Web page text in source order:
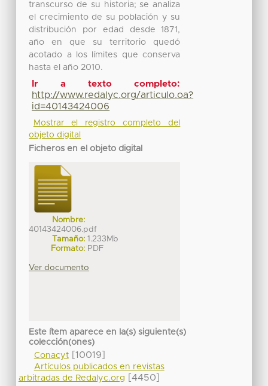
transcurso de su historia; se analiza
el crecimiento de su población y su
distribución por edad desde 1871,
año en que su territorio quedó
acotado a los límites que conserva
hasta el año 2010.
Ir a texto completo:
http://www.redalyc.org/articulo.oa?
id=40143424006
Mostrar el registro completo del
objeto digital
Ficheros en el objeto digital
Nombre:
40143424006.pdf
Tamaño: 1.233Mb
Formato: PDF
Ver documento
Este ítem aparece en la(s) siguiente(s)
colección(ones)
Conacyt[10019]
Artículos publicados en revistas
arbitradas de Redalyc.org
[4450]